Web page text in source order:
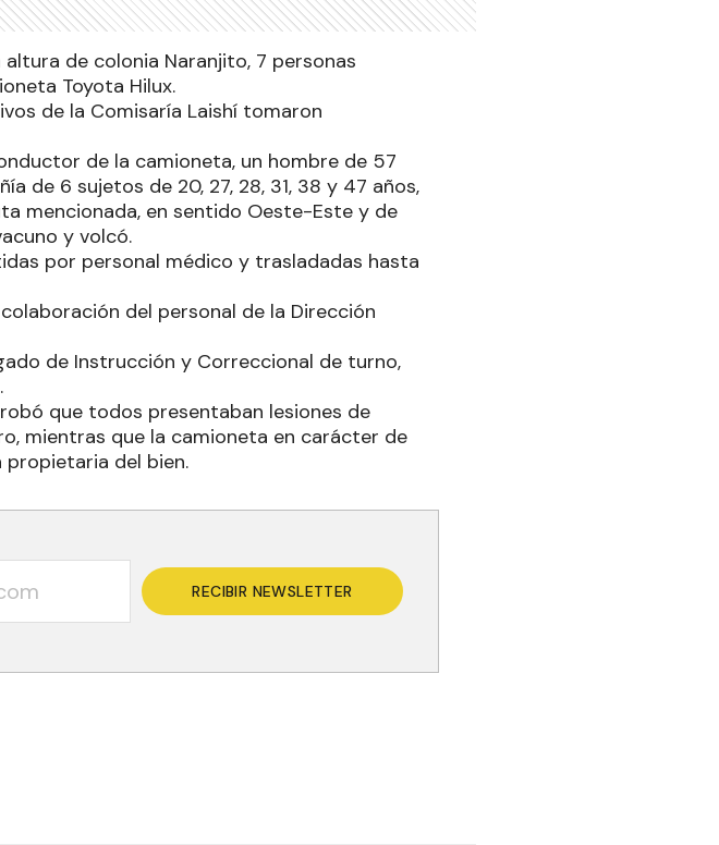
de colonia Naranjito, 7 personas
Toyota Hilux.
de la Comisaría Laishí tomaron
de la camioneta, un hombre de 57
de 6 sujetos de 20, 27, 28, 31, 38 y 47 años,
mencionada, en sentido Oeste-Este y de
y volcó.
por personal médico y trasladadas hasta
del personal de la Dirección
de Instrucción y Correccional de turno,
que todos presentaban lesiones de
mientras que la camioneta en carácter de
del bien.
RECIBIR NEWSLETTER